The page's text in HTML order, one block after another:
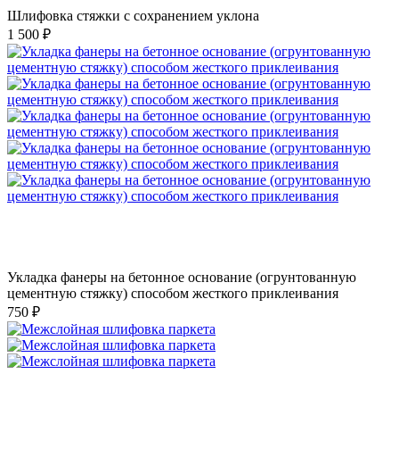
Шлифовка стяжки с сохранением уклона
1 500 ₽
Укладка фанеры на бетонное основание (огрунтованную
цементную стяжку) способом жесткого приклеивания
750 ₽